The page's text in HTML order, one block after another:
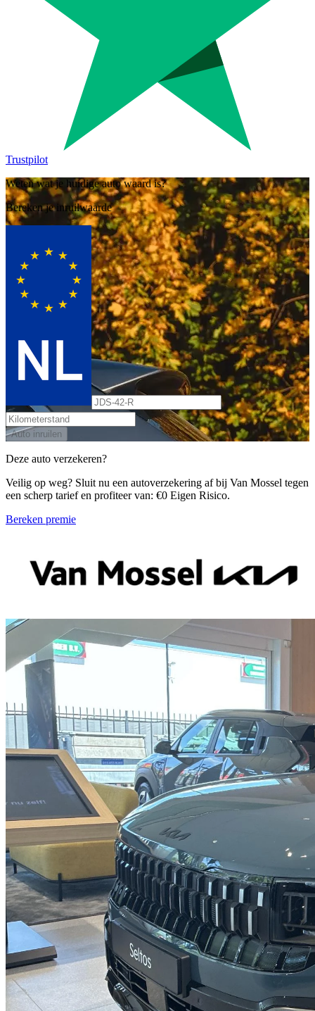
Trustpilot
Weten wat je huidige auto waard is?
Bereken je inruilwaarde
Auto inruilen
Deze auto verzekeren?
Veilig op weg? Sluit nu een autoverzekering af bij Van Mossel tegen
een scherp tarief en profiteer van: €0 Eigen Risico.
Bereken premie